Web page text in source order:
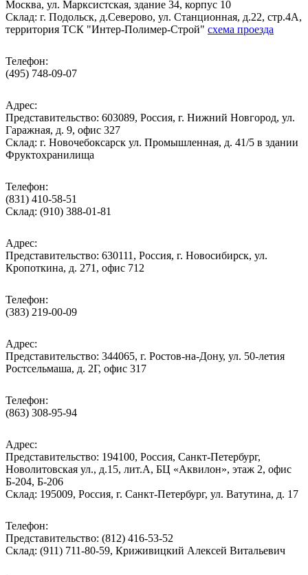
Москва, ул. Марксистская, здание 34, корпус 10
Cклад: г. Подольск, д.Северово, ул. Станционная, д.22, стр.4А,
территория ТСК "Интер-Полимер-Строй" схема проезда
Телефон:
(495) 748-09-07
Адрес:
Представительство: 603089, Россия, г. Нижний Новгород, ул.
Гаражная, д. 9, офис 327
Склад: г. Новочебоксарск ул. Промышленная, д. 41/5 в здании
Фруктохранилища
Телефон:
(831) 410-58-51
Склад: (910) 388-01-81
Адрес:
Представительство: 630111, Россия, г. Новосибирск, ул.
Кропоткина, д. 271, офис 712
Телефон:
(383) 219-00-09
Адрес:
Представительство: 344065, г. Ростов-на-Дону, ул. 50-летия
Ростсельмаша, д. 2Г, офис 317
Телефон:
(863) 308-95-94
Адрес:
Представительство: 194100, Россия, Санкт-Петербург,
Новолитовская ул., д.15, лит.А, БЦ «Аквилон», этаж 2, офис
Б-204, Б-206
Склад: 195009, Россия, г. Санкт-Петербург, ул. Ватутина, д. 17
Телефон:
Представительство: (812) 416-53-52
Склад: (911) 711-80-59, Криживицкий Алексей Витальевич